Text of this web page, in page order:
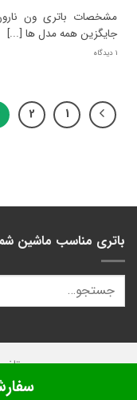
مشخصات باتری ون
جایگزین همه مدل ها [...]
1 دیدگاه
1
2
باتری مناسب ماشین
تلفن
تمامی حقوق